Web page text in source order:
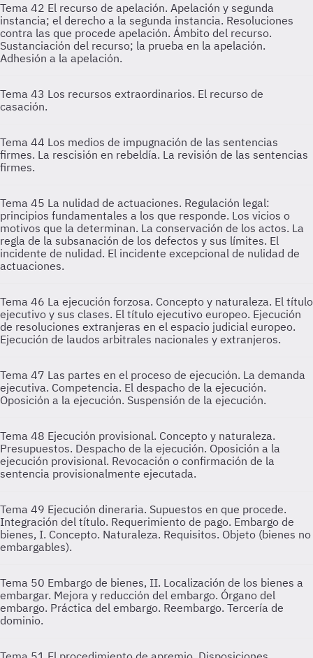
Tema 42 El recurso de apelación. Apelación y segunda
instancia; el derecho a la segunda instancia. Resoluciones
contra las que procede apelación. Ámbito del recurso.
Sustanciación del recurso; la prueba en la apelación.
Adhesión a la apelación.
Tema 43 Los recursos extraordinarios. El recurso de
casación.
Tema 44 Los medios de impugnación de las sentencias
firmes. La rescisión en rebeldía. La revisión de las sentencias
firmes.
Tema 45 La nulidad de actuaciones. Regulación legal:
principios fundamentales a los que responde. Los vicios o
motivos que la determinan. La conservación de los actos. La
regla de la subsanación de los defectos y sus límites. El
incidente de nulidad. El incidente excepcional de nulidad de
actuaciones.
Tema 46 La ejecución forzosa. Concepto y naturaleza. El título
ejecutivo y sus clases. El título ejecutivo europeo. Ejecución
de resoluciones extranjeras en el espacio judicial europeo.
Ejecución de laudos arbitrales nacionales y extranjeros.
Tema 47 Las partes en el proceso de ejecución. La demanda
ejecutiva. Competencia. El despacho de la ejecución.
Oposición a la ejecución. Suspensión de la ejecución.
Tema 48 Ejecución provisional. Concepto y naturaleza.
Presupuestos. Despacho de la ejecución. Oposición a la
ejecución provisional. Revocación o confirmación de la
sentencia provisionalmente ejecutada.
Tema 49 Ejecución dineraria. Supuestos en que procede.
Integración del título. Requerimiento de pago. Embargo de
bienes, I. Concepto. Naturaleza. Requisitos. Objeto (bienes no
embargables).
Tema 50 Embargo de bienes, II. Localización de los bienes a
embargar. Mejora y reducción del embargo. Órgano del
embargo. Práctica del embargo. Reembargo. Tercería de
dominio.